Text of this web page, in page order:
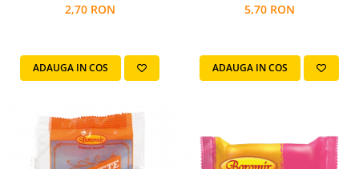
2,70 RON
ADAUGA IN COS
5,70 RON
ADAUGA IN COS